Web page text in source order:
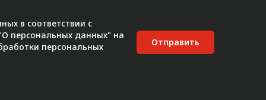
в соответствии с
персональных данных" на
персональных
Отправить